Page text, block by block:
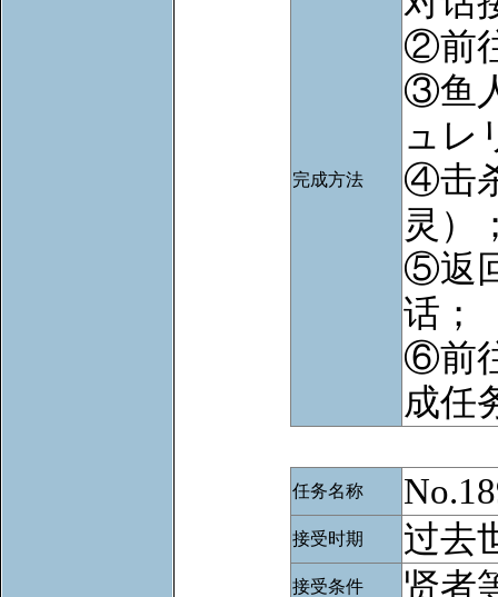
完成方法
②前
③鱼
ュレ
④击
灵）
⑤返
话；
⑥前
成任
任务名称
接受时期 过去
接受条件 贤者